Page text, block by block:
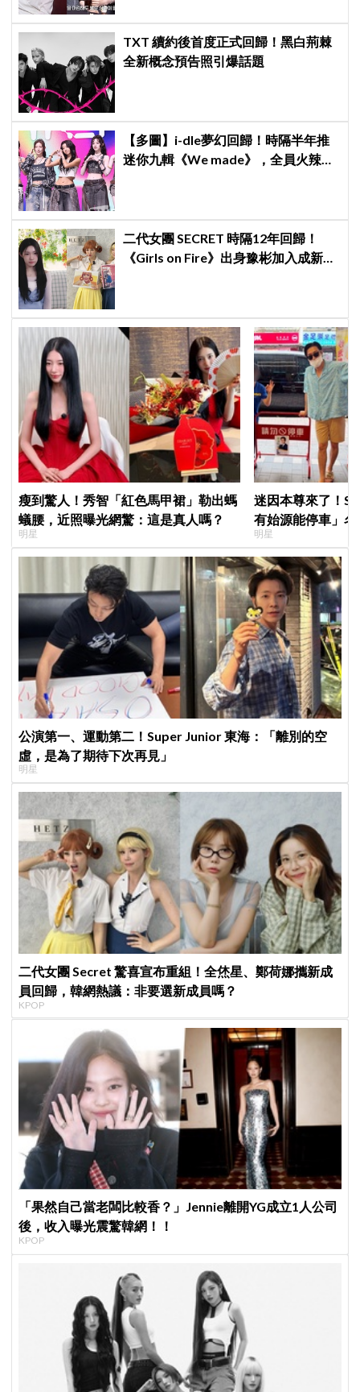
TXT 續約後首度正式回歸！黑白荊棘
全新概念預告照引爆話題
【多圖】i-dle夢幻回歸！時隔半年推
迷你九輯《We made》，全員火辣現
二代女團 SECRET 時隔12年回歸！
《Girls on Fire》出身豫彬加入成新成
瘦到驚人！秀智「紅色馬甲裙」勒出螞
蟻腰，近照曝光網驚：這是真人嗎？
明星
迷因本尊來了！
有始源能停車」
照片」，店家尖
不能脫粉了
明星
公演第一、運動第二！Super Junior 東海：「離別的空
虛，是為了期待下次再見」
明星
二代女團 Secret 驚喜宣布重組！全烋星、鄭荷娜攜新成
員回歸，韓網熱議：非要選新成員嗎？
KPOP
「果然自己當老闆比較香？」Jennie離開YG成立1人公司
後，收入曝光震驚韓網！！
KPOP